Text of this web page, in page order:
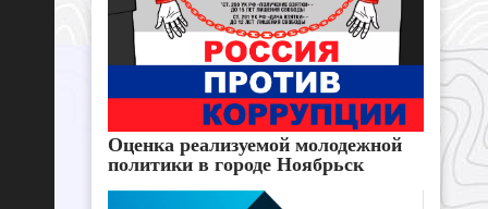
Оценка реализуемой молодежной
политики в городе Ноябрьск